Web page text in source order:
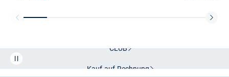
CLUB
Kauf auf Rechnung